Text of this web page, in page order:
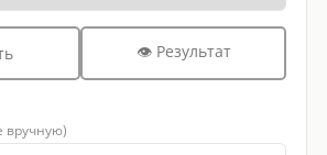
👁 Результат
вручную)